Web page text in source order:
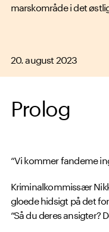
marskområde i det
20. august 2023
Prolog
“Vi kommer fandeme
Kriminalkommissær
gloede hidsigt på det
“Så du deres ansigter?